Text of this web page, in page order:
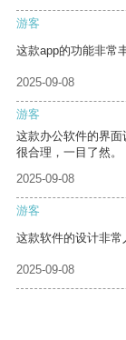
游客
这款app的功能非常
2025-09-08
游客
这款办公软件的界
很合理，一目了然。
2025-09-08
游客
这款软件的设计非常
2025-09-08